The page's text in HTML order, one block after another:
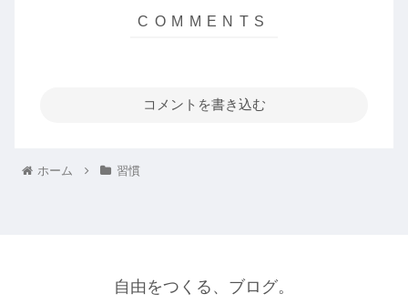
コメントを書き込む
ホーム 習慣
自由をつくる、ブログ。